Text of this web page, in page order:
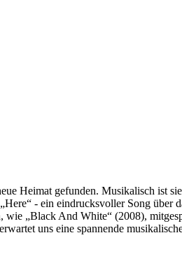
Heimat gefunden. Musikalisch ist
- ein eindrucksvoller Song
„Black And White“ (2008),
uns eine spannende